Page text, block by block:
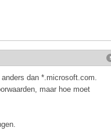
dan *.microsoft.com.
maar hoe moet